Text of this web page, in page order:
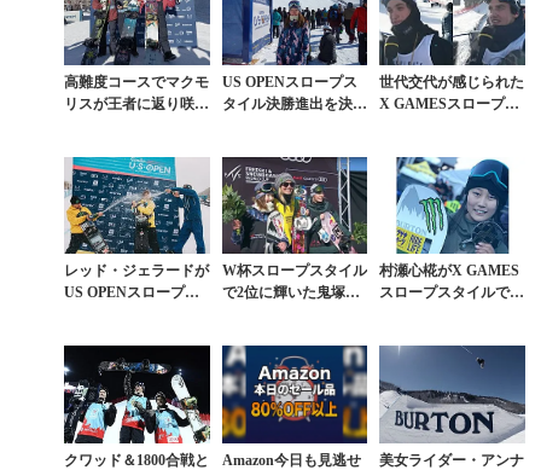
高難度コースでマクモ
リスが王者に返り咲い
US OPENスロープス
タイル決勝進出を決め
世代交代が感じられた
X GAMESスロープス
レッド・ジェラードが
US OPENスロープス
W杯スロープスタイル
で2位に輝いた鬼塚雅
村瀬心椛がX GAMES
スロープスタイルで銅
クワッド＆1800合戦と
Amazon今日も見逃せ
美女ライダー・アンナ